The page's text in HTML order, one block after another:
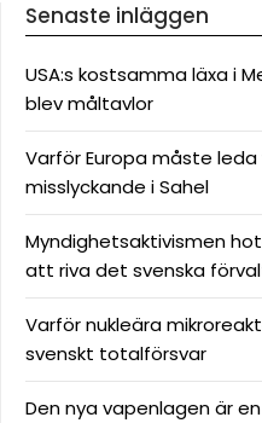
Senaste inläggen
USA:s kostsamma läxa i
blev måltavlor
Varför Europa måste
misslyckande i Sahel
Myndighetsaktivismen
att riva det svenska
Varför nukleära
svenskt totalförsvar
Den nya vapenlagen är